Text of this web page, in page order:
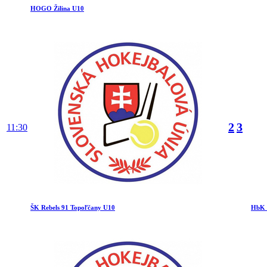
HOGO Žilina U10
11:30
ŠK Rebels 91 Topoľčany U10
23
HbK